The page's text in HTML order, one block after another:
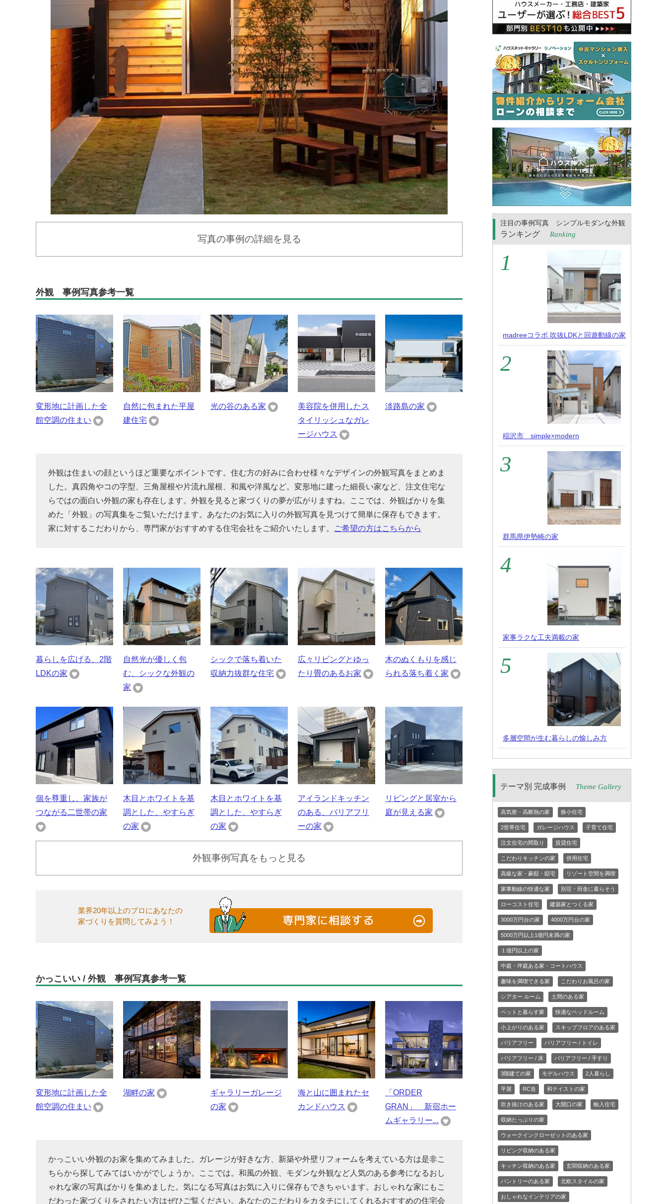
写真の事例の詳細を見る
外観 事例写真参考一覧
変形地に計画した全
館空調の住まい
自然に包まれた平屋
建住宅
光の谷のある家
美容院を併用したス
タイリッシュなガレ
ージハウス
淡路島の家
外観は住まいの顔というほど重要なポイントです。住む方の好みに合わせ様々なデザインの外観写真をまとめま
した。真四角やコの字型、三角屋根や片流れ屋根、和風や洋風など。変形地に建った細長い家など、注文住宅な
らではの面白い外観の家も存在します。外観を見ると家づくりの夢が広がりますね。ここでは、外観ばかりを集
めた「外観」の写真集をご覧いただけます。あなたのお気に入りの外観写真を見つけて簡単に保存もできます。
家に対するこだわりから、専門家がおすすめする住宅会社をご紹介いたします。
ご希望の方はこちらから
暮らしを広げる、2階
LDKの家
自然光が優しく包
む、シックな外観の
家
シックで落ち着いた
収納力抜群な住宅
広々リビングとゆっ
たり畳のあるお家
木のぬくもりを感じ
られる落ち着く家
個を尊重し、家族が
つながる二世帯の家
木目とホワイトを基
調とした、やすらぎ
の家
木目とホワイトを基
調とした、やすらぎ
の家
アイランドキッチン
のある、バリアフリ
ーの家
リビングと居室から
庭が見える家
外観事例写真をもっと見る
業界20年以上のプロにあなたの
家づくりを質問してみよう！
かっこいい / 外観 事例写真参考一覧
変形地に計画した全
館空調の住まい
湖畔の家
ギャラリーガレージ
の家
海と山に囲まれたセ
カンドハウス
「ORDER
GRAN」 新宿ホー
ムギャラリー...
かっこいい外観のお家を集めてみました。ガレージが好きな方、新築や外壁リフォームを考えている方は是非こ
ちらから探してみてはいかがでしょうか。ここでは。和風の外観、モダンな外観など人気のある参考になるおし
ゃれな家の写真ばかりを集めました。気になる写真はお気に入りに保存もできちゃいます。おしゃれな家にもこ
だわった家づくりをされたい方はぜひご覧ください。あなたのこだわりをカタチにしてくれるおすすめの住宅会
注目の事例写真 シンプルモダンな外観
ランキング Ranking
madreeコラボ 吹抜LDKと回遊動線の家
稲沢市 simple×modern
群馬県伊勢崎の家
家事ラクな工夫満載の家
多層空間が生む暮らしの愉しみ方
テーマ別 完成事例 Theme Gallery
高気密・高断熱の家 狭小住宅
2世帯住宅 ガレージハウス 子育て住宅
注文住宅の間取り 賃貸住宅
こだわりキッチンの家 併用住宅
高級な家・豪邸・邸宅 リゾート空間を満喫
家事動線の快適な家 別荘・田舎に暮らそう
ローコスト住宅 建築家とつくる家
3000万円台の家 4000万円台の家
5000万円以上1億円未満の家
１億円以上の家
中庭・坪庭ある家・コートハウス
趣味を満喫できる家 こだわりお風呂の家
シアター ルーム 土間のある家
ペットと暮らす家 快適なベッドルーム
小上がりのある家 スキップフロアのある家
バリアフリー バリアフリー / トイレ
バリアフリー / 床 バリアフリー / 手すり
3階建ての家 モデルハウス 2人暮らし
平屋 RC造 和テイストの家
吹き抜けのある家 大開口の家 輸入住宅
収納たっぷりの家
ウォークインクローゼットのある家
リビング収納のある家
キッチン収納のある家 玄関収納のある家
パントリーのある家 北欧スタイルの家
おしゃれなインテリアの家